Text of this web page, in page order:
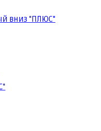
вниз "ПЛЮС"